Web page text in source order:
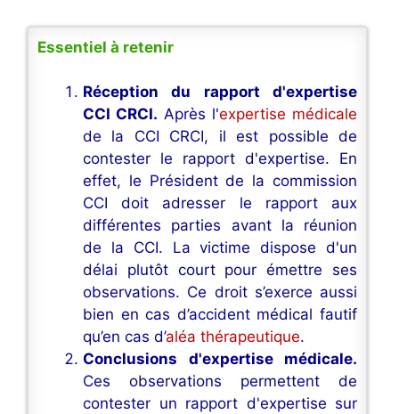
Essentiel à retenir
Réception du rapport d'expertise
CCI CRCI. Après l'expertise médicale
de la CCI CRCI, il est possible de
contester le rapport d'expertise. En
effet, le Président de la commission
CCI doit adresser le rapport aux
différentes parties avant la réunion
de la CCI. La victime dispose d'un
délai plutôt court pour émettre ses
observations. Ce droit s’exerce aussi
bien en cas d’accident médical fautif
qu’en cas d’aléa thérapeutique.
Conclusions d'expertise médicale.
Ces observations permettent de
contester un rapport d'expertise sur